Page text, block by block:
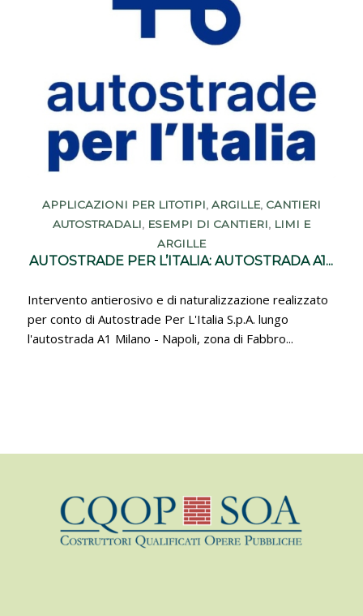
APPLICAZIONI PER LITOTIPI, ARGILLE, CANTIERI
AUTOSTRADALI, ESEMPI DI CANTIERI, LIMI E
ARGILLE
AUTOSTRADE PER L’ITALIA: AUTOSTRADA A1...
Intervento antierosivo e di naturalizzazione realizzato
per conto di Autostrade Per L'Italia S.p.A. lungo
l'autostrada A1 Milano - Napoli, zona di Fabbro...